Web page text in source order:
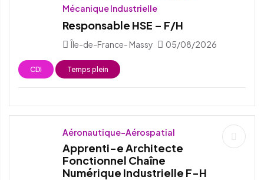
Mécanique Industrielle
Responsable HSE – F/H
Île-de-France- Massy 05/08/2026
CDI Temps plein
Aéronautique-Aérospatial
Apprenti-e Architecte
Fonctionnel Chaîne
Numérique Industrielle F-H